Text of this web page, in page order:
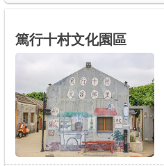
篤行十村文化園區